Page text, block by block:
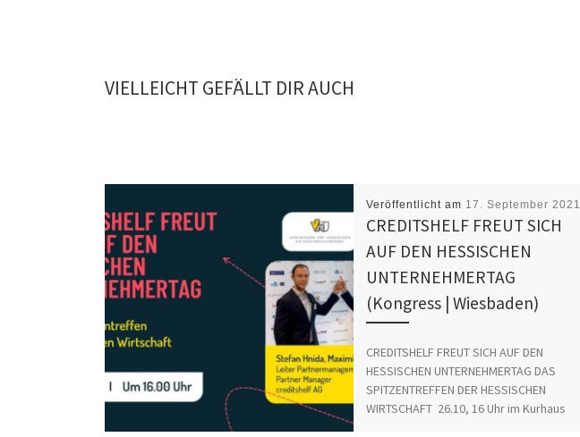
VIELLEICHT GEFÄLLT DIR AUCH
Veröffentlicht am 17. September 2021
CREDITSHELF FREUT SICH
AUF DEN HESSISCHEN
UNTERNEHMERTAG
(Kongress | Wiesbaden)
CREDITSHELF FREUT SICH AUF DEN
HESSISCHEN UNTERNEHMERTAG DAS
SPITZENTREFFEN DER HESSISCHEN
WIRTSCHAFT 26.10, 16 Uhr im Kurhaus